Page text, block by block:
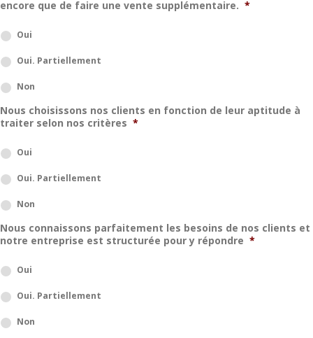
encore que de faire une vente supplémentaire. *
Oui
Oui. Partiellement
Non
Nous choisissons nos clients en fonction de leur aptitude à
traiter selon nos critères *
Oui
Oui. Partiellement
Non
Nous connaissons parfaitement les besoins de nos clients et
notre entreprise est structurée pour y répondre *
Oui
Oui. Partiellement
Non